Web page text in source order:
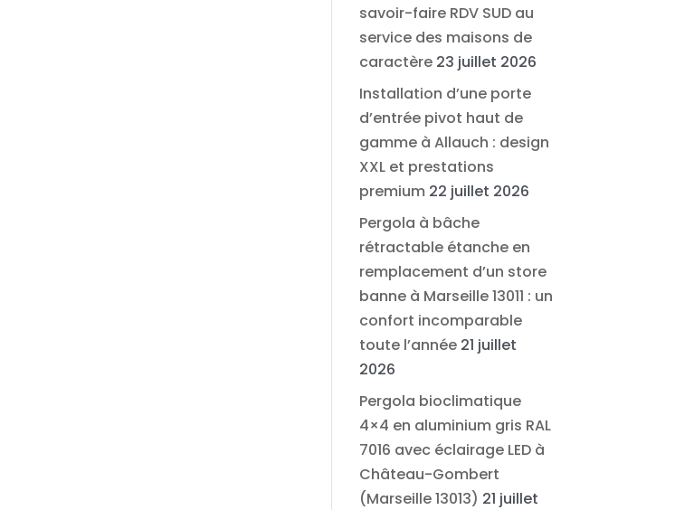
savoir-faire RDV SUD au
service des maisons de
caractère 23 juillet 2026
Installation d’une porte
d’entrée pivot haut de
gamme à Allauch : design
XXL et prestations
premium 22 juillet 2026
Pergola à bâche
rétractable étanche en
remplacement d’un store
banne à Marseille 13011 : un
confort incomparable
toute l’année 21 juillet
2026
Pergola bioclimatique
4×4 en aluminium gris RAL
7016 avec éclairage LED à
Château-Gombert
(Marseille 13013) 21 juillet